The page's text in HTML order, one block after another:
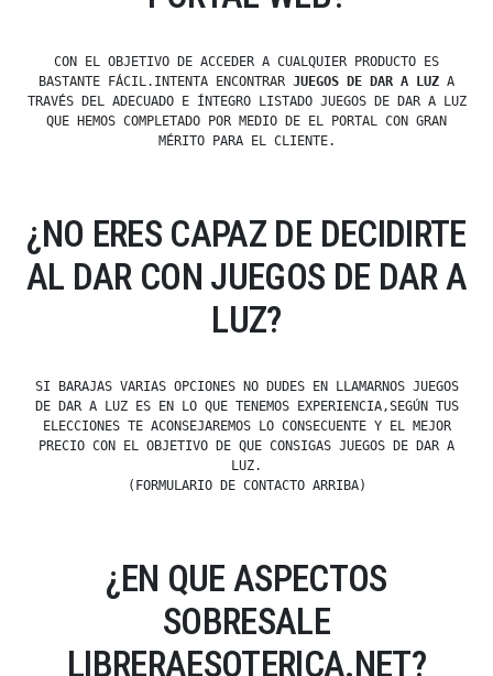
CON EL OBJETIVO DE ACCEDER A CUALQUIER PRODUCTO ES
BASTANTE FÁCIL.INTENTA ENCONTRAR JUEGOS DE DAR A LUZ A
TRAVÉS DEL ADECUADO E ÍNTEGRO LISTADO JUEGOS DE DAR A LUZ
QUE HEMOS COMPLETADO POR MEDIO DE EL PORTAL CON GRAN
MÉRITO PARA EL CLIENTE.
¿NO ERES CAPAZ DE DECIDIRTE
AL DAR CON JUEGOS DE DAR A
LUZ?
SI BARAJAS VARIAS OPCIONES NO DUDES EN LLAMARNOS JUEGOS
DE DAR A LUZ ES EN LO QUE TENEMOS EXPERIENCIA,SEGÚN TUS
ELECCIONES TE ACONSEJAREMOS LO CONSECUENTE Y EL MEJOR
PRECIO CON EL OBJETIVO DE QUE CONSIGAS JUEGOS DE DAR A
LUZ.
(FORMULARIO DE CONTACTO ARRIBA)
¿EN QUE ASPECTOS
SOBRESALE
LIBRERAESOTERICA.NET?